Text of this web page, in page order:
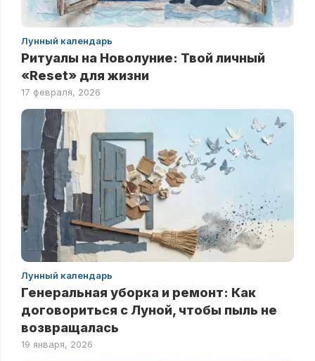
Лунный календарь
Ритуалы на Новолуние: Твой личный
«Reset» для жизни
17 февраля, 2026
Лунный календарь
Генеральная уборка и ремонт: Как
договориться с Луной, чтобы пыль не
возвращалась
19 января, 2026